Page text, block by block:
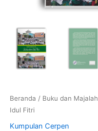
Beranda / Buku dan Majalah
Idul Fitri
Kumpulan Cerpen